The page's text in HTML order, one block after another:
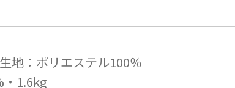
：ポリエステル100％
1.6kg